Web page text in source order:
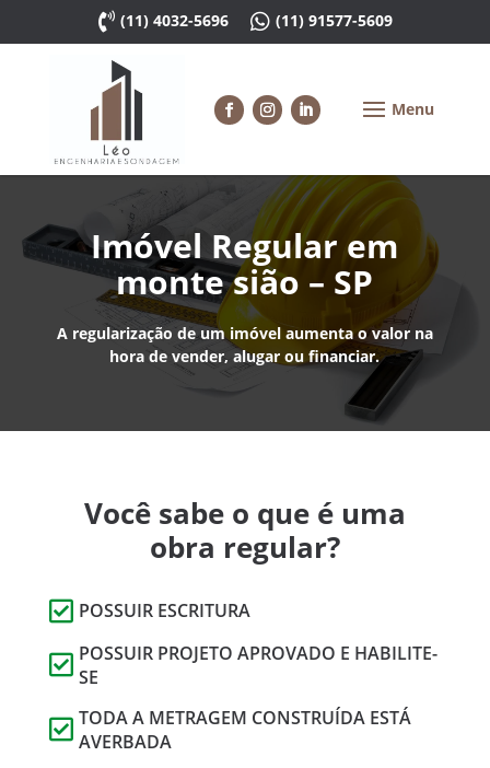
 (11) 4032-5696  (11) 91577-5609
Imóvel Regular em
monte sião – SP
A regularização de um imóvel aumenta o valor na
hora de vender, alugar ou financiar.
Você sabe o que é uma
obra regular?
 POSSUIR ESCRITURA
 POSSUIR PROJETO APROVADO E HABILITE-
SE
 TODA A METRAGEM CONSTRUÍDA ESTÁ
AVERBADA